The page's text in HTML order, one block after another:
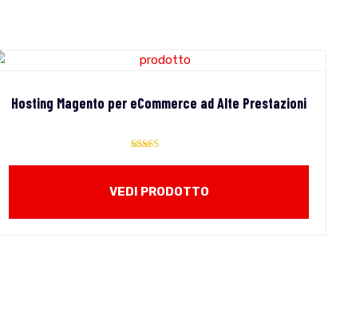
Hosting Magento per eCommerce ad Alte Prestazioni
5.00
VEDI PRODOTTO